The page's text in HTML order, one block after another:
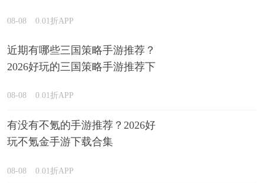
08-08 0.01折APP
近期有哪些三国策略手游推荐？
2026好玩的三国策略手游推荐下
08-08 0.01折APP
有没有不氪的手游推荐？2026好
玩不氪金手游下载合集
08-08 0.01折APP